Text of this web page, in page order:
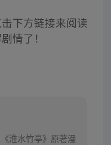
下方链接来阅读
情了！
淮水竹亭》原著漫